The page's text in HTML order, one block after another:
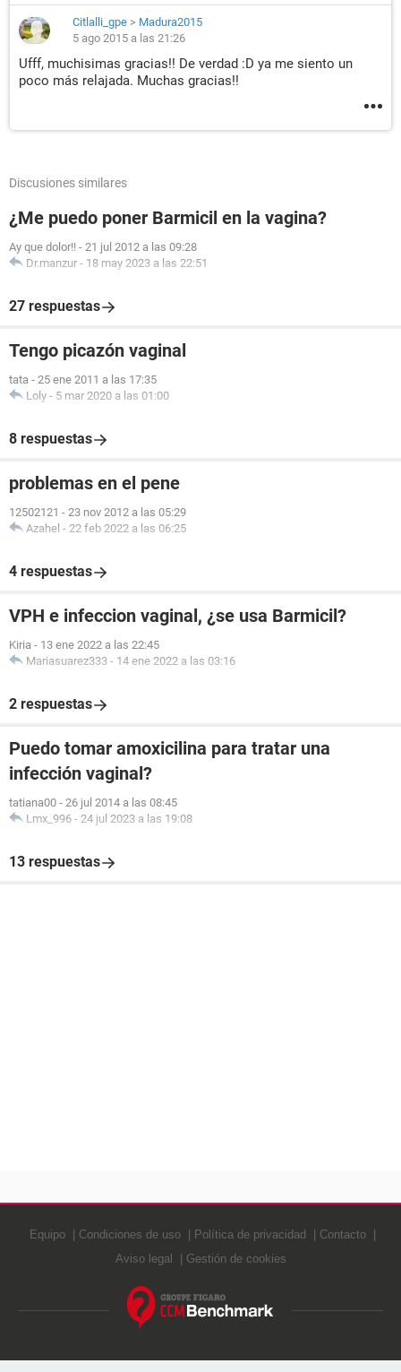
Citlalli_gpe > Madura2015
5 ago 2015 a las 21:26
Ufff, muchisimas gracias!! De verdad :D ya me siento un
poco más relajada. Muchas gracias!!
Discusiones similares
¿Me puedo poner Barmicil en la vagina?
Ay que dolor!! - 21 jul 2012 a las 09:28
Dr.manzur - 18 may 2023 a las 22:51
27 respuestas
Tengo picazón vaginal
tata - 25 ene 2011 a las 17:35
Loly - 5 mar 2020 a las 01:00
8 respuestas
problemas en el pene
12502121 - 23 nov 2012 a las 05:29
Azahel - 22 feb 2022 a las 06:25
4 respuestas
VPH e infeccion vaginal, ¿se usa Barmicil?
Kiria - 13 ene 2022 a las 22:45
Mariasuarez333 - 14 ene 2022 a las 03:16
2 respuestas
Puedo tomar amoxicilina para tratar una
infección vaginal?
tatiana00 - 26 jul 2014 a las 08:45
Lmx_996 - 24 jul 2023 a las 19:08
13 respuestas
Equipo Condiciones de uso Política de privacidad
Contacto
Aviso legal
Gestión de cookies